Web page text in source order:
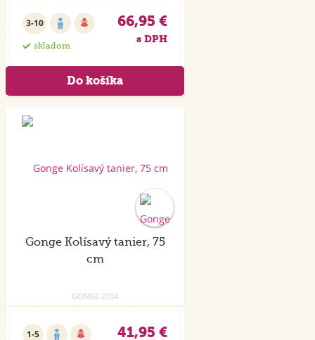
3-10
skladom
66,95 €
s DPH
Gonge Kolísavý tanier, 75
cm
GONGE.2104
1-5 41,95 €